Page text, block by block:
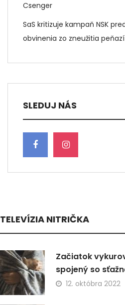
Csenger
SaS kritizuje kampaň NSK
obvinenia zo zneužitia
SLEDUJ NÁS
TELEVÍZIA NITRIČKA
Začiatok
spojený so
12. októbra 2022